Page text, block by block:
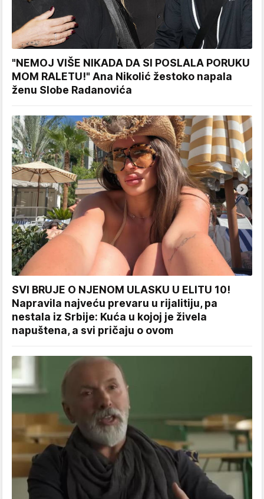
"NEMOJ VIŠE NIKADA DA SI POSLALA PORUKU
MOM RALETU!" Ana Nikolić žestoko napala
ženu Slobe Radanovića
SVI BRUJE O NJENOM ULASKU U ELITU 10!
Napravila najveću prevaru u rijalitiju, pa
nestala iz Srbije: Kuća u kojoj je živela
napuštena, a svi pričaju o ovom